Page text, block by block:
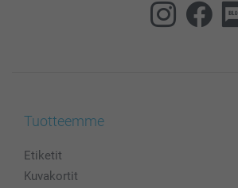
Tuotteemme
Etiketit
Kuvakortit